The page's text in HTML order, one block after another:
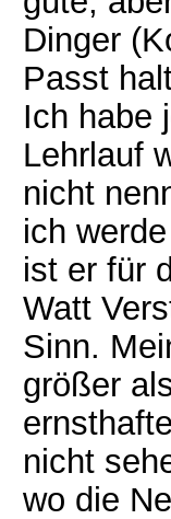
Dinger
Passt
Ich habe
Lehrlauf
nicht
ich
ist er für
Watt
Sinn.
größer
nicht
wo die